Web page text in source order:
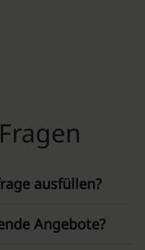
ausfüllen?
Angebote?